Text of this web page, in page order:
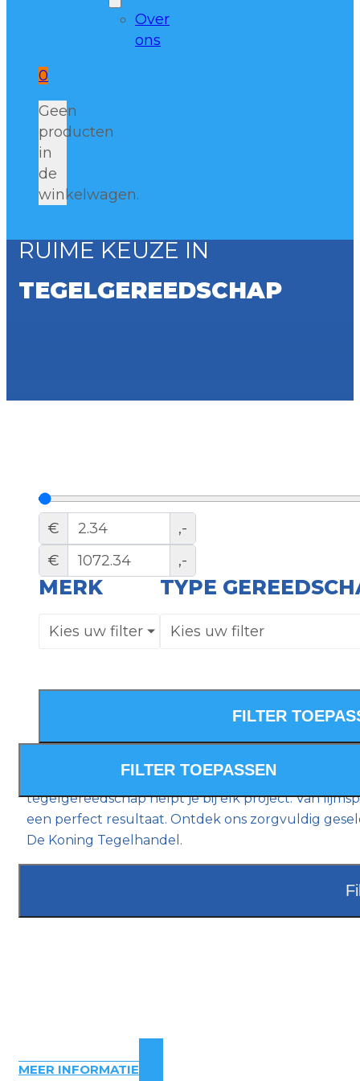
Over
ons
0
Geen
producten
in
de
winkelwagen.
RUIME KEUZE IN
TEGELGEREEDSCHAP
€
,-
€
,-
MERK
Kies uw filter
TYPE
Kies uw filter
Bij De Koning Tegelhandel vind je alles voor
tegelgereedschap helpt je bij elk project. Van
een perfect resultaat. Ontdek ons zorgvuldig
De Koning Tegelhandel.
MEER INFORMATIE